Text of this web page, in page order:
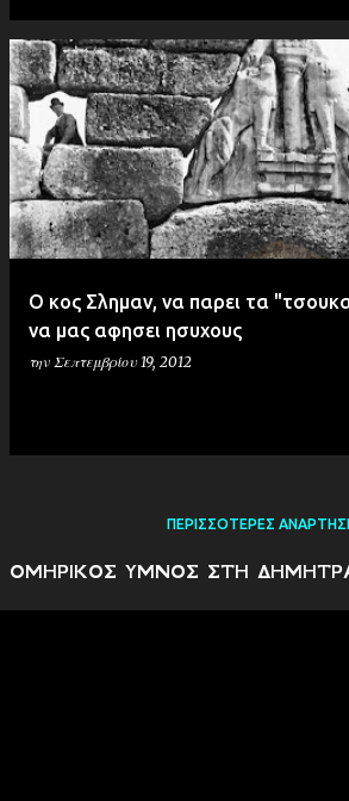
Ο κος Σλημαν, να παρει τα
να μας αφησει ησυχους
την Σεπτεμβρίου 19, 2012
ΠΕΡΙΣΣΌΤΕΡΕΣ
ΟΜΗΡΙΚΟΣ ΥΜΝΟΣ ΣΤΗ